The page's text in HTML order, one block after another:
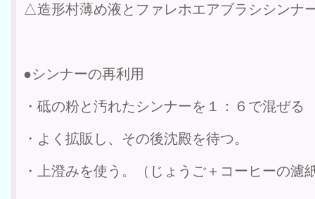
△造形村薄め液とファレホエアブラシシンナ
●シンナーの再利用
・砥の粉と汚れたシンナーを１：６で混ぜる
・よく拡販し、その後沈殿を待つ。
・上澄みを使う。（じょうご＋コーヒーの濾